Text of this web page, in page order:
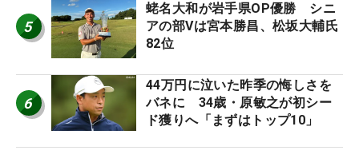
5
蛯名大和が岩手県OP優勝 シニ
アの部Vは宮本勝昌、松坂大輔氏
82位
6
44万円に泣いた昨季の悔しさを
バネに 34歳・原敏之が初シー
ド獲りへ「まずはトップ10」